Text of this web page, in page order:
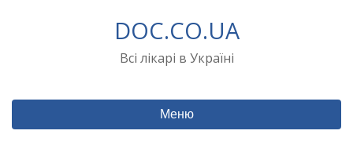
DOC.CO.UA
Всі лікарі в Україні
Меню